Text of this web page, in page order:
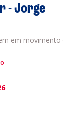
- Jorge
em movimento ·